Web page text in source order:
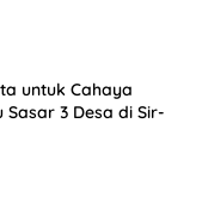
untuk Cahaya
Sasar 3 Desa di Sir-